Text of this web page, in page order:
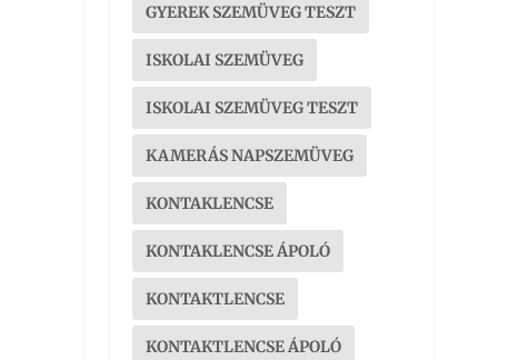
GYEREK SZEMÜVEG TESZT
ISKOLAI SZEMÜVEG
ISKOLAI SZEMÜVEG TESZT
KAMERÁS NAPSZEMÜVEG
KONTAKLENCSE
KONTAKLENCSE ÁPOLÓ
KONTAKTLENCSE
KONTAKTLENCSE ÁPOLÓ